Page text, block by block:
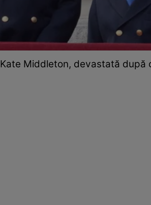
Kate Middleton, devastată după